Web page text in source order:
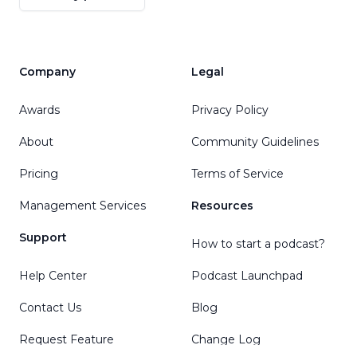
Company
Awards
About
Pricing
Management Services
Support
Help Center
Contact Us
Request Feature
Legal
Privacy Policy
Community Guidelines
Terms of Service
Resources
How to start a podcast?
Podcast Launchpad
Blog
Change Log